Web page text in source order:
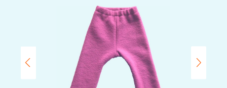
Bildergalerie überspringen